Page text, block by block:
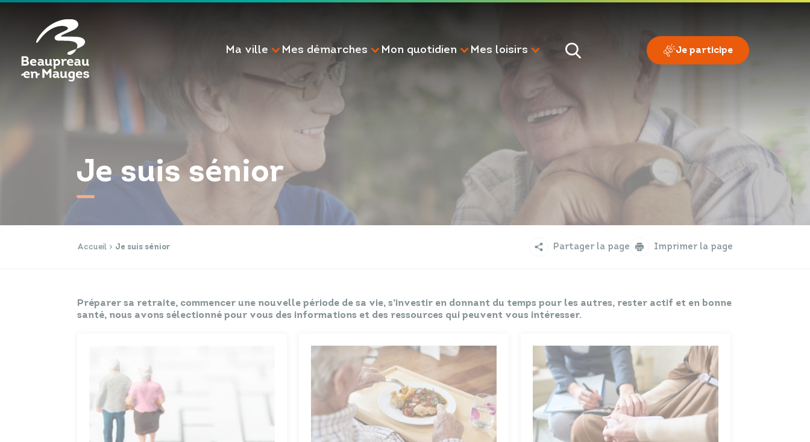
Ma ville Mes démarches Mon quotidien Mes loisirs Je participe
Je suis sénior
Accueil Je suis sénior Partager la page Imprimer la page
Préparer sa retraite, commencer une nouvelle période de sa vie, s’investir en donnant du temps pour les autres, rester actif et en bonne
santé, nous avons sélectionné pour vous des informations et des ressources qui peuvent vous intéresser.
Je veux Je suis
Infos travaux
Carte
interactive
Cookies management panel